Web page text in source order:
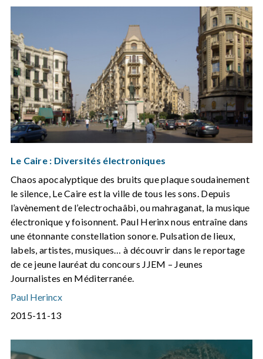
Le Caire : Diversités électroniques
Chaos apocalyptique des bruits que plaque soudainement
le silence, Le Caire est la ville de tous les sons. Depuis
l’avènement de l’electrochaâbi, ou mahraganat, la musique
électronique y foisonnent. Paul Herinx nous entraîne dans
une étonnante constellation sonore. Pulsation de lieux,
labels, artistes, musiques… à découvrir dans le reportage
de ce jeune lauréat du concours JJEM – Jeunes
Journalistes en Méditerranée.
Paul Herincx
2015-11-13